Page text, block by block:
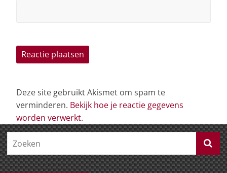
Deze site gebruikt Akismet om spam te
verminderen. Bekijk hoe je reactie gegevens
worden verwerkt.